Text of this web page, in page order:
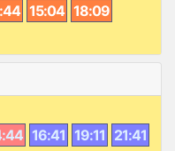
15:04 18:09
16:41 19:11 21:41